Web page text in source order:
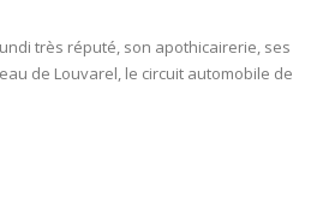
très réputé, son apothicairerie, ses
de Louvarel, le circuit automobile de